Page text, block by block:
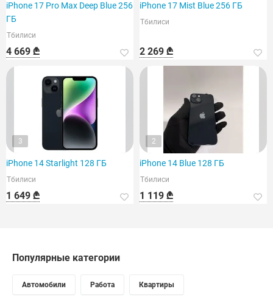
iPhone 17 Pro Max Deep Blue 256
ГБ
Тбилиси
4 669 ₾
iPhone 17 Mist Blue 256 ГБ
Тбилиси
2 269 ₾
3
iPhone 14 Starlight 128 ГБ
Тбилиси
1 649 ₾
2
iPhone 14 Blue 128 ГБ
Тбилиси
1 119 ₾
Популярные категории
Автомобили Работа Квартиры